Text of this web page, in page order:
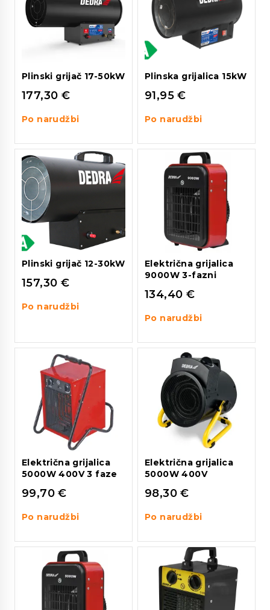
Plinski grijač 17-50kW
177,30 €
Po narudžbi
Plinska grijalica 15kW
91,95€
Po narudžbi
Plinski grijač 12-30kW
157,30 €
Po narudžbi
Električna grijalica
9000W 3-fazni
134,40 €
Po narudžbi
Električna grijalica
5000W 400V 3 faze
99,70€
Po narudžbi
Električna grijalica
5000W 400V
98,30€
Po narudžbi